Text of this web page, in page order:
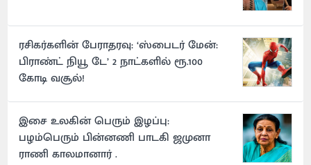
ரசிகர்களின் பேராதரவு: ‘ஸ்பைடர் மேன்:
பிராண்ட் நியூ டே’ 2 நாட்களில் ரூ.100
கோடி வசூல்!
இசை உலகின் பெரும் இழப்பு:
பழம்பெரும் பின்னணி பாடகி ஜமுனா
ராணி காலமானார் .